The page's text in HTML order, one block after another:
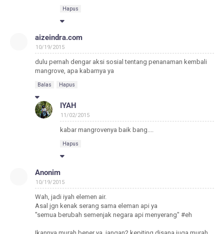
Hapus
aizeindra.com
10/19/2015
dulu pernah dengar aksi sosial tentang penanaman kembali
mangrove, apa kabarnya ya
Balas Hapus
IYAH
11/02/2015
kabar mangrovenya baik bang....
Hapus
Anonim
10/19/2015
Wah, jadi iyah elemen air.
Asal jgn kenak serang sama eleman api ya
"semua berubah semenjak negara api menyerang" #eh